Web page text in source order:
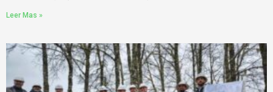
Leer Mas »